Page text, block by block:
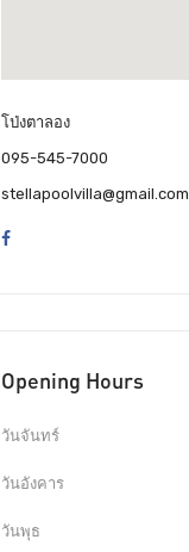
โป่งตาลอง
095-545-7000
stellapoolvilla@gmail.com
Opening Hours
วันจันทร์
วันอังคาร
วันพุธ